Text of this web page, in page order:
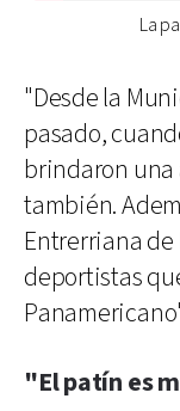
La
"Desde la
pasado,
brindaron una
también.
Entrerriana
deportistas
"El patín es